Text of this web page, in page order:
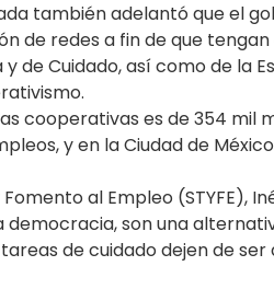
también adelantó que el
de redes a fin de que
de Cuidado, así como de la
cooperativas es de 354 mil
y en la Ciudad de
al Empleo (STYFE),
son una
de cuidado dejen de